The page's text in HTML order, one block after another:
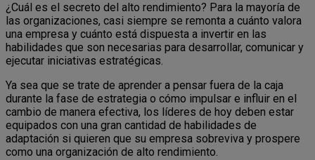
¿Cuál es el secreto del alto rendimiento? Para la mayoría de
las organizaciones, casi siempre se remonta a cuánto valora
una empresa y cuánto está dispuesta a invertir en las
habilidades que son necesarias para desarrollar, comunicar y
ejecutar iniciativas estratégicas.
Ya sea que se trate de aprender a pensar fuera de la caja
durante la fase de estrategia o cómo impulsar e influir en el
cambio de manera efectiva, los líderes de hoy deben estar
equipados con una gran cantidad de habilidades de
adaptación si quieren que su empresa sobreviva y prospere
como una organización de alto rendimiento.